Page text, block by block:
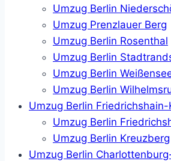
Umzug Berlin
Umzug Prenzlauer Berg
Umzug Berlin Rosenthal
Umzug Berlin
Umzug Berlin
Umzug Berlin
Umzug Berlin
Umzug Berlin
Umzug Berlin Kreuzberg
Umzug Berlin